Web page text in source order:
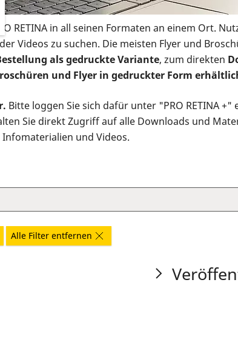
RETINA in all seinen Formaten an einem Ort.
Videos zu suchen. Die meisten Flyer und
als gedruckte Variante, zum direkten
und Flyer in gedruckter Form
Bitte loggen Sie sich dafür unter "PRO RETINA +"
Sie direkt Zugriff auf alle Downloads und
und Videos.
Alle Filter entfernen